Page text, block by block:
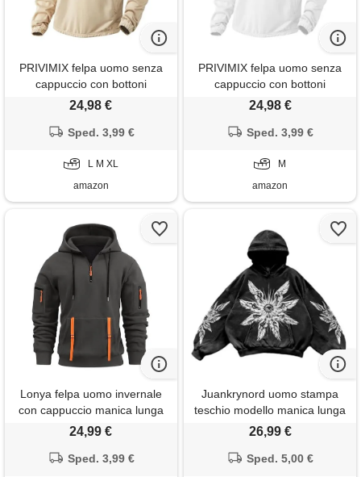
PRIVIMIX felpa uomo senza
cappuccio con bottoni
maglione collo alto invernale
uomo beige l
24,98 €
Sped. 3,99 €
L M XL
amazon
PRIVIMIX felpa uomo senza
cappuccio con bottoni
maglione collo alto invernale
uomo bianco m
24,98 €
Sped. 3,99 €
M
amazon
Lonya felpa uomo invernale
con cappuccio manica lunga
1/4 zip hoodie tasca
multifunzionale sportiva
jogging lavoro pullover grigio
24,99 €
Sped. 3,99 €
Juankrynord uomo stampa
teschio modello manica lunga
felpa con cappuccio hip hop
harajuku unisex stile college
allentato oversize street felpa
26,99 €
Sped. 5,00 €